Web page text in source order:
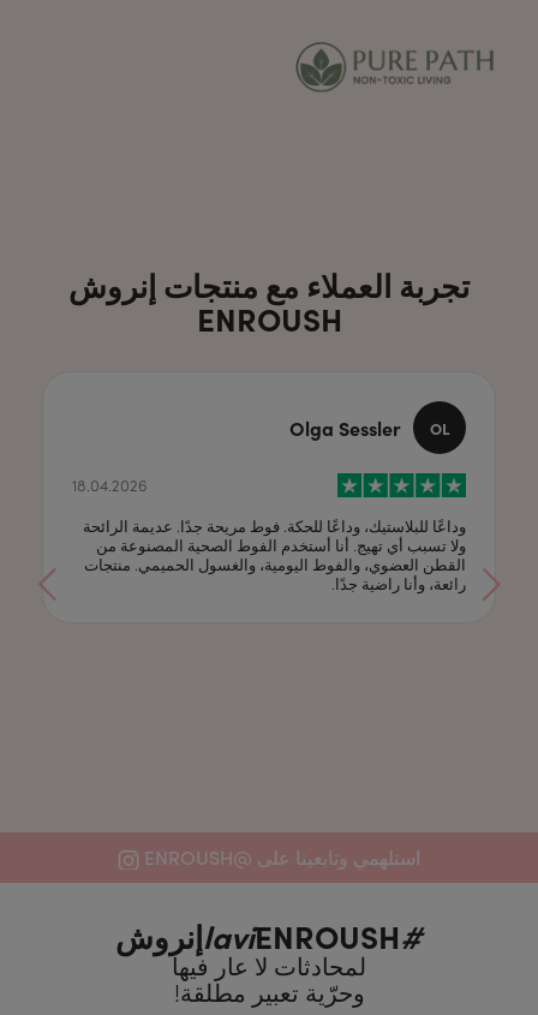
تجربة العملاء مع منتجات إنروش
ENROUSH
OL
Olga Sessler
18.04.2026
وداعًا للبلاستيك، وداعًا للحكة. فوط مريحة جدًا. عديمة الرائحة
ولا تسبب أي تهيج. أنا أستخدم الفوط الصحية المصنوعة من
القطن العضوي، والفوط اليومية، والغسول الحميمي. منتجات
رائعة، وأنا راضية جدًا.
استلهمي وتابعينا على @ENROUSH
#laviENROUSHإنروش
لمحادثات لا عار فيها
وحرّية تعبير مطلقة!